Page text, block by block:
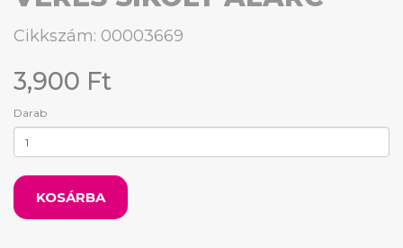
Cikkszám: 00003669
3,900 Ft
Darab
KOSÁRBA